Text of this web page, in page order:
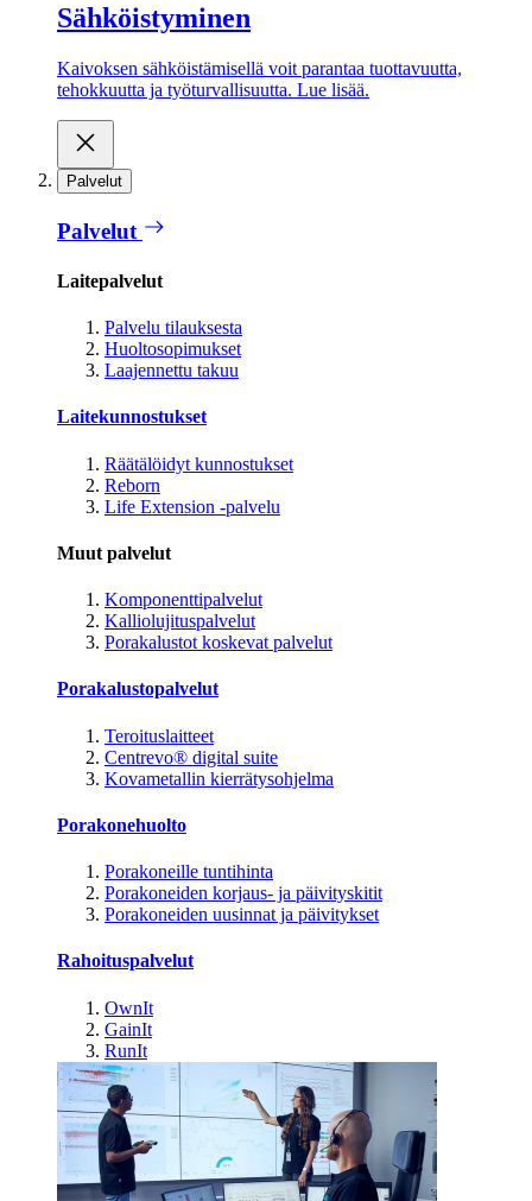
Sähköistyminen
Kaivoksen sähköistämisellä voit parantaa tuottavuutta,
tehokkuutta ja työturvallisuutta. Lue lisää.
Palvelut
Palvelut
Laitepalvelut
Palvelu tilauksesta
Huoltosopimukset
Laajennettu takuu
Laitekunnostukset
Räätälöidyt kunnostukset
Reborn
Life Extension -palvelu
Muut palvelut
Komponenttipalvelut
Kalliolujituspalvelut
Porakalustot koskevat palvelut
Porakalustopalvelut
Teroituslaitteet
Centrevo® digital suite
Kovametallin kierrätysohjelma
Porakonehuolto
Porakoneille tuntihinta
Porakoneiden korjaus- ja päivityskitit
Porakoneiden uusinnat ja päivitykset
Rahoituspalvelut
OwnIt
GainIt
RunIt